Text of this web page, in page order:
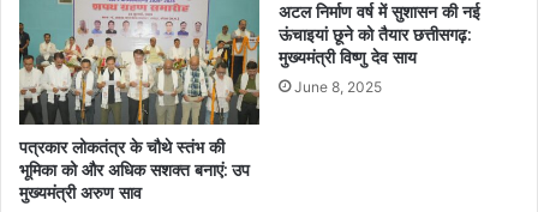
पत्रकार लोकतंत्र के चौथे स्तंभ की
भूमिका को और अधिक सशक्त बनाएं: उप
मुख्यमंत्री अरुण साव
अटल निर्माण वर्ष में सुशासन की नई
ऊंचाइयां छूने को तैयार छत्तीसगढ़:
मुख्यमंत्री विष्णु देव साय
June 8, 2025